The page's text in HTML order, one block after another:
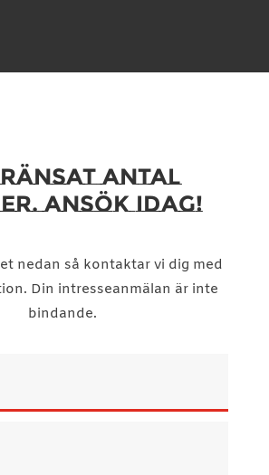
ANTAL
ANSÖK IDAG!
nedan så kontaktar vi dig med
Din intresseanmälan är inte
bindande.